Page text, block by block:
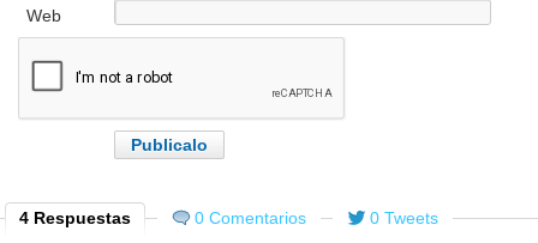
Web
4 Respuestas 0 Comentarios
0 Tweets